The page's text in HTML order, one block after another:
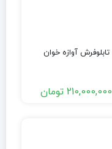
تابلوفرش آوازه خوان
210,000,000 تومان